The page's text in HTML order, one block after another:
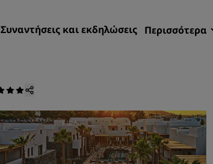
Συναντήσεις και εκδηλώσεις Περισσότερα
Προορισμοί
Θέρετρα
Επιπλωμένα διαμερίσματα